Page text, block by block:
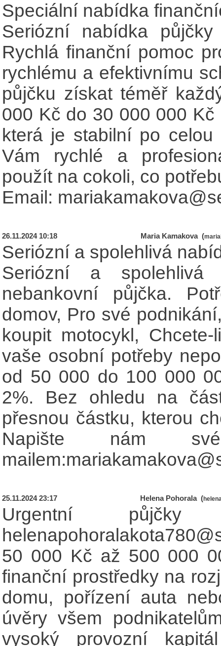
Speciální nabídka
Seriózní nabídka
Rychlá finanční pomoc
rychlému a efektivnímu
půjčku získat téměř
000 Kč do 30 000 000
která je stabilní po
Vám rychlé a
použít na cokoli, co
Email:
26.11.2024 10:18 Maria Kamakova (
Seriózní a spolehlivá
Seriózní a spolehlivá
nebankovní půjčka.
domov, Pro své
koupit motocykl,
vaše osobní potřeby
od 50 000 do 100 000
2%. Bez ohledu na
přesnou částku, kterou
Napište nám
25.11.2024 23:17 Helena Pohorala (
Urgentní
50 000 Kč až 500 000
finanční prostředky na
domu, pořízení auta
úvěry všem
vysoký provozní